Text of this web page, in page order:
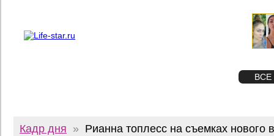
ВСЕ
Кадр дня » Рианна топлесс на съемках нового